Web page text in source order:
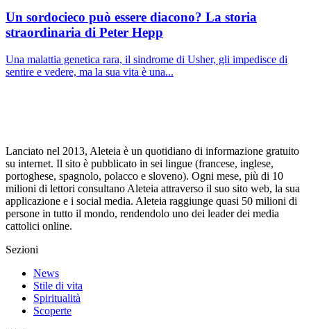
Un sordocieco può essere diacono? La storia
straordinaria di Peter Hepp
Una malattia genetica rara, il sindrome di Usher, gli impedisce di
sentire e vedere, ma la sua vita è una...
Lanciato nel 2013, Aleteia è un quotidiano di informazione gratuito
su internet. Il sito è pubblicato in sei lingue (francese, inglese,
portoghese, spagnolo, polacco e sloveno). Ogni mese, più di 10
milioni di lettori consultano Aleteia attraverso il suo sito web, la sua
applicazione e i social media. Aleteia raggiunge quasi 50 milioni di
persone in tutto il mondo, rendendolo uno dei leader dei media
cattolici online.
Sezioni
News
Stile di vita
Spiritualità
Scoperte